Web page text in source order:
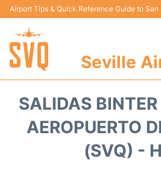
Airport Tips & Quick Reference Guide to
Seville
Terminal
SALIDAS
AEROPUERTO
(SVQ) -